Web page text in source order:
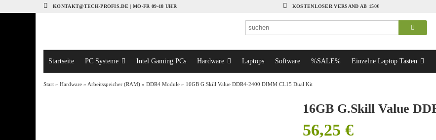
KONTAKT@TECH-PROFIS.DE | MO-FR 09-18 UHR KOSTENLOSER VERSAND AB 150€
Startseite PC Systeme Intel Gaming PCs Hardware Laptops Software %SALE% Einzelne Laptop Tasten
Start » Hardware » Arbeitsspeicher (RAM) » DDR4 Module » 16GB G.Skill Value DDR4-2400 DIMM CL15 Dual Kit
16GB G.Skill Value
56,25 €